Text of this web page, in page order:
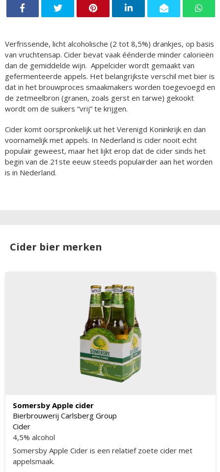
Verfrissende, licht alcoholische (2 tot 8,5%) drankjes, op basis
van vruchtensap. Cider bevat vaak éénderde minder calorieën
dan de gemiddelde wijn. Appelcider wordt gemaakt van
gefermenteerde appels. Het belangrijkste verschil met bier is
dat in het brouwproces smaakmakers worden toegevoegd en
de zetmeelbron (granen, zoals gerst en tarwe) gekookt
wordt om de suikers “vrij” te krijgen.
Cider komt oorspronkelijk uit het Verenigd Koninkrijk en dan
voornamelijk met appels. In Nederland is cider nooit echt
populair geweest, maar het lijkt erop dat de cider sinds het
begin van de 21ste eeuw steeds populairder aan het worden
is in Nederland.
Cider bier merken
Somersby Apple cider
Bierbrouwerij Carlsberg Group
Cider
4,5% alcohol
Somersby Apple Cider is een relatief zoete cider met
appelsmaak.